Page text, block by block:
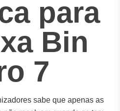
para
Bin
7
sabe que apenas as